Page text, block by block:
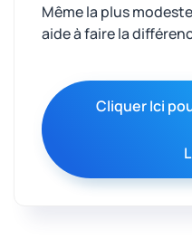
Même la plus
aide à faire la
Cliquer Ici